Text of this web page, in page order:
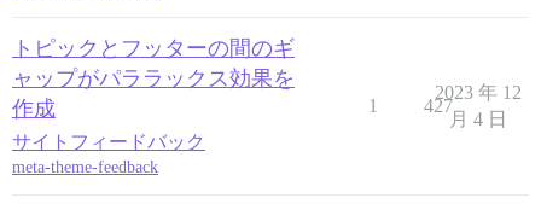
トピックとフッターの間のギ
ャップがパララックス効果を
作成
サイトフィードバック
meta-theme-feedback
1 427
2023 年 12
月 4 日